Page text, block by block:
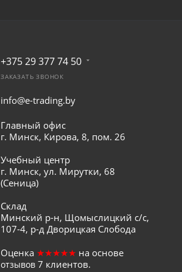
+375 29 377 74 50
ЗАКАЗАТЬ ЗВОНОК
info@e-trading.by
Главный офис
г. Минск, Кирова, 8, пом. 26
Учебный центр
г. Минск, ул. Мирутки, 68
(Сеница)
Склад
Минский р-н, Щомыслицкий с/с,
107-4, р-д Дворицкая Слобода
Оценка ★★★★★ на основе
отзывов 7 клиентов.